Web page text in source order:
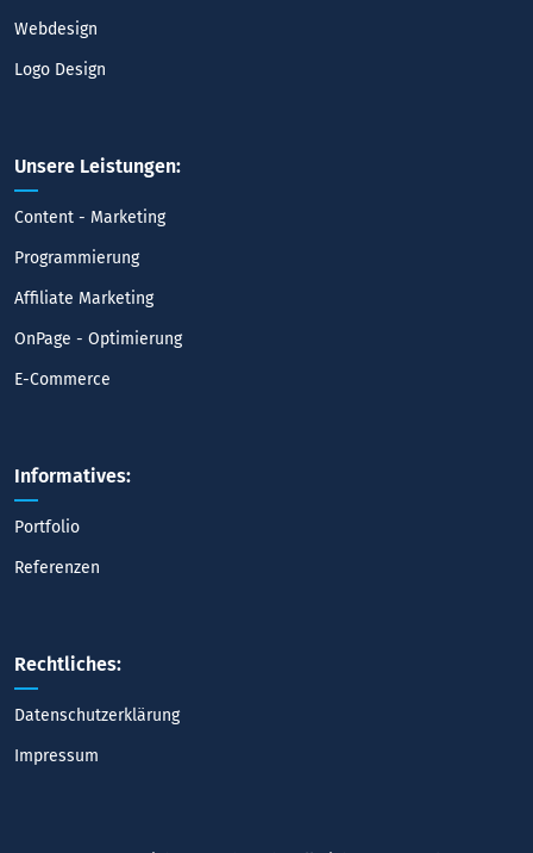
Webdesign
Logo Design
Unsere Leistungen:
Content - Marketing
Programmierung
Affiliate Marketing
OnPage - Optimierung
E-Commerce
Informatives:
Portfolio
Referenzen
Rechtliches:
Datenschutzerklärung
Impressum